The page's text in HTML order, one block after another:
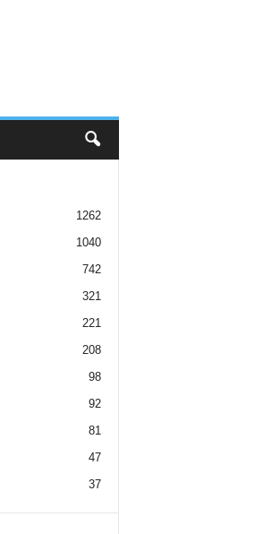
1262
1040
742
321
221
208
98
92
81
47
37